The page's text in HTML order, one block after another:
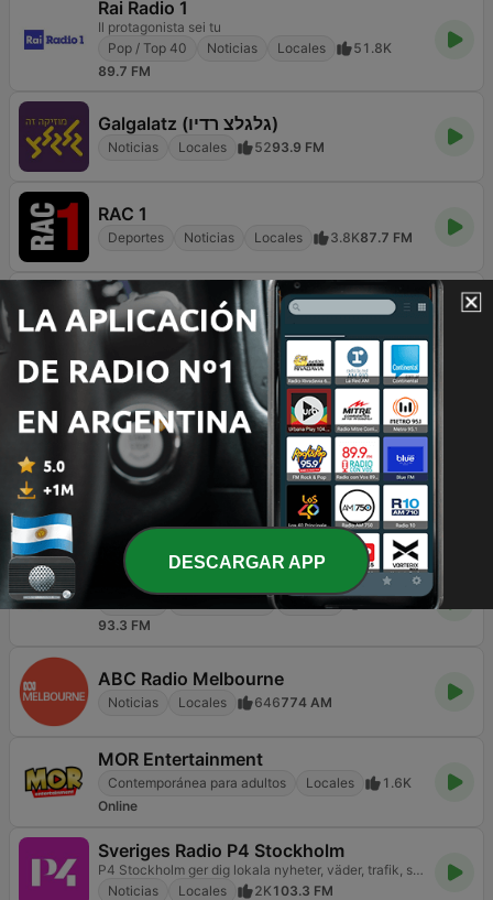
Rai Radio 1
Il protagonista sei tu
Pop / Top 40
Noticias Locales
51.8K
89.7 FM
Galgalatz (גלגלצ רדיו)
Noticias Locales 5293.9 FM
RAC 1
Deportes Noticias Locales 3.8K87.7 FM
La Tronadora
¡Si Te Gusta y Suena, Aquí Truena!
Música mexicana
Locales 11.7K
Gold 104.3 FM
Better Music And More Of It
Éxitos clásicos
Antiguas Locales
4.3K
104.3 FM
ADN Radio
91.7 FM
Radio Cooperativa
Locales
8.5K
93.3 FM
ABC Radio Melbourne
Noticias Locales 646774 AM
MOR Entertainment
Contemporánea para adultos Locales
1.6K
Online
Sveriges Radio P4 Stockholm
P4 Stockholm ger dig lokala nyheter, väder, trafik, sport och välkänd musik. Kanalen som utgår från alla stockholmares vardag.
Noticias
Locales 2K103.3 FM
DESCARGAR APP